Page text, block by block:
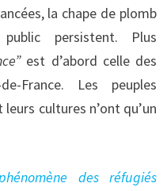
la chape de plomb
persistent. Plus
est d’abord celle des
France. Les peuples
cultures n’ont qu’un
des réfugiés